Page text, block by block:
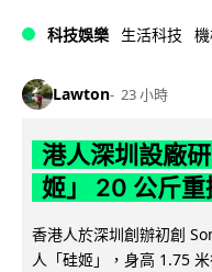
科技娛樂 生活科技
Lawton 23 小時
港人深圳設廠
姬」 20 公斤重
香港人於深圳創辦初創
人「硅姬」，身高 1.75